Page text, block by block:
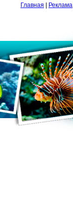
Главная Реклама